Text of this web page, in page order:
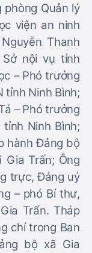
phòng Quản lý
viện an ninh
Thanh
nội vụ tỉnh
– Phó trưởng
tỉnh Ninh Bình;
– Phó trưởng
Ninh Bình;
hành Đảng bộ
Trấn; Ông
trực, Đảng uỷ
– phó Bí thư,
Trấn. Tháp
chí trong Ban
bộ xã Gia